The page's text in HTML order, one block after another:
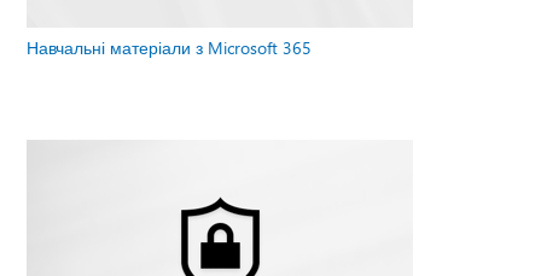
Навчальні матеріали з Microsoft 365